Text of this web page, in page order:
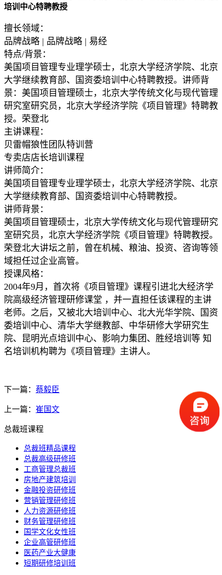
培训中心特聘教授
擅长领域：
品牌战略 | 品牌战略 | 易经
特点/背景：
美国项目管理专业理学硕士，北京大学经济学院、北京
大学继续教育部、国资委培训中心特聘教授。讲师背
景：美国项目管理硕士，北京大学传统文化与现代管理
研究室研究员，北京大学经济学院《项目管理》特聘教
授。荣登北
主讲课程：
贝雷帽狼性团队特训营
专卖店店长培训课程
讲师简介：
美国项目管理专业理学硕士，北京大学经济学院、北京
大学继续教育部、国资委培训中心特聘教授。
讲师背景：
美国项目管理硕士，北京大学传统文化与现代管理研究
室研究员，北京大学经济学院《项目管理》特聘教授。
荣登北大讲坛之前，曾在机械、粮油、投资、咨询等领
域担任过企业高管。
授课风格：
2004年9月，首次将《项目管理》课程引进北大经济学
院高级经济管理研修课堂 ，并一直担任该课程的主讲
老师。之后，又被北大培训中心、北大光华学院、国资
委培训中心、清华大学继教部、中华研修大学研究生
院、昆明光点培训中心、影响力集团、胜经培训等 知
名培训机构聘为《项目管理》主讲人。
下一篇： 蔡毅臣
上一篇： 崔国文
总裁班课程
总裁班精品课程
总裁高级研修班
工商管理总裁班
房地产建筑培训
金融投资研修班
营销管理研修班
人力资源研修班
财务管理研修班
国学文化女性班
企业高管研修班
医药产业大健康
短期研修培训班